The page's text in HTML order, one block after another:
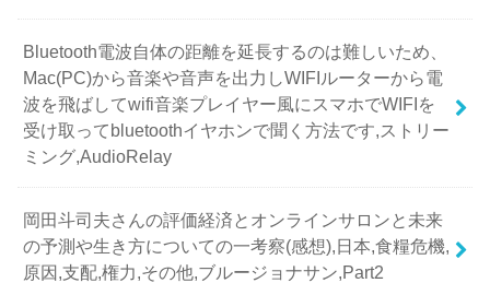
Bluetooth電波自体の距離を延長するのは難しいため、
Mac(PC)から音楽や音声を出力しWIFIルーターから電
波を飛ばしてwifi音楽プレイヤー風にスマホでWIFIを
受け取ってbluetoothイヤホンで聞く方法です,ストリー
ミング,AudioRelay
岡田斗司夫さんの評価経済とオンラインサロンと未来
の予測や生き方についての一考察(感想),日本,食糧危機,
原因,支配,権力,その他,ブルージョナサン,Part2